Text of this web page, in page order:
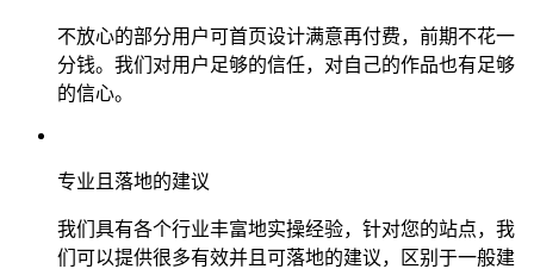
不放心的部分用户可首页设计满意再付费，前期不花一
分钱。我们对用户足够的信任，对自己的作品也有足够
的信心。
专业且落地的建议
我们具有各个行业丰富地实操经验，针对您的站点，我
们可以提供很多有效并且可落地的建议，区别于一般建